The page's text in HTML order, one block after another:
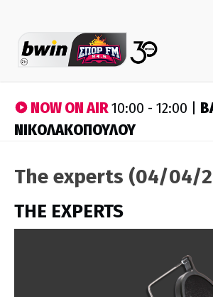
NOW ON AIR10:00 - 12:00 |
ΝΙΚΟΛΑΚΟΠΟΥΛΟΥ
The experts (04/04/
THE EXPERTS